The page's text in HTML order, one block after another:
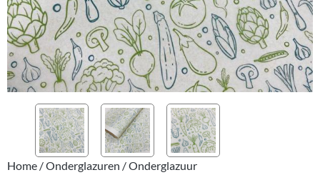
Home /Onderglazuren /Onderglazuur